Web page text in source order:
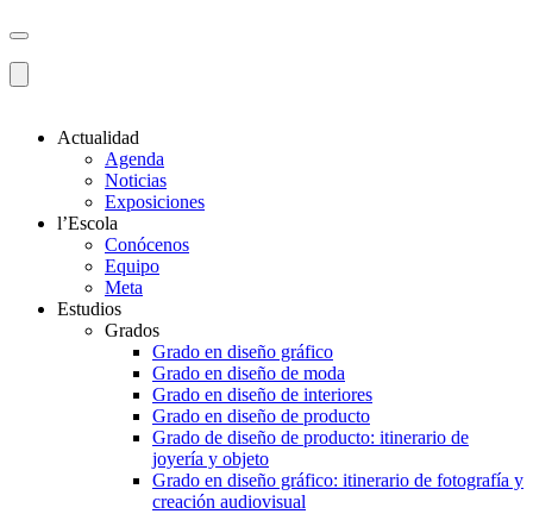
Actualidad
Agenda
Noticias
Exposiciones
l’Escola
Conócenos
Equipo
Meta
Estudios
Grados
Grado en diseño gráfico
Grado en diseño de moda
Grado en diseño de interiores
Grado en diseño de producto
Grado de diseño de producto: itinerario de
joyería y objeto
Grado en diseño gráfico: itinerario de fotografía y
creación audiovisual